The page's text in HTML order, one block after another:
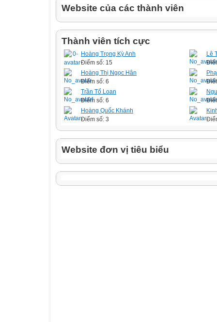
Website của các thành viên
Thành viên tích cực
Hoàng Trọng Kỳ Anh
Điểm số: 15
Lê
Hoàng Thị Ngọc Hân
Điểm số: 6
Trần Tố Loan
Điểm số: 6
Hoàng Quốc Khánh
Điểm số: 3
Website đơn vị tiêu biểu